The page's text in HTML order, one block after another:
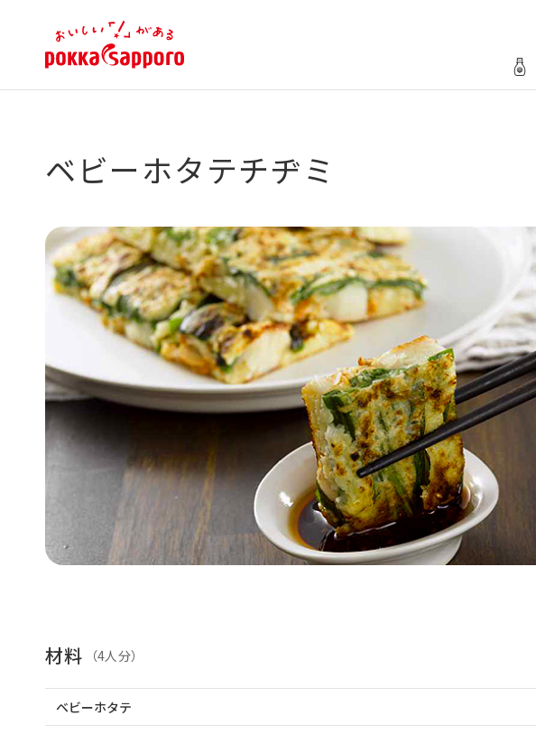
ベビーホタテチヂミ
材料 （4人分）
ベビーホタテ